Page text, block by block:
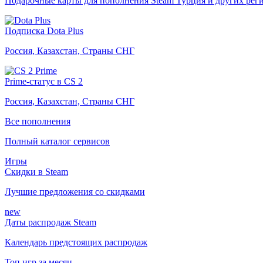
Подписка Dota Plus
Россия, Казахстан, Страны СНГ
Prime-статус в CS 2
Россия, Казахстан, Страны СНГ
Все пополнения
Полный каталог сервисов
Игры
Скидки в Steam
Лучшие предложения со скидками
new
Даты распродаж Steam
Календарь предстоящих распродаж